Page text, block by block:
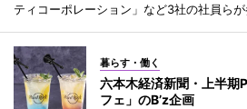
ティコーポレーション」など3社の社員らが
暮らす・働く
六本木経済新聞・上半期
フェ」のB’z企画